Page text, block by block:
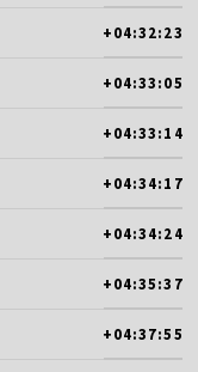
+04:32:23
+04:33:05
+04:33:14
+04:34:17
+04:34:24
+04:35:37
+04:37:55